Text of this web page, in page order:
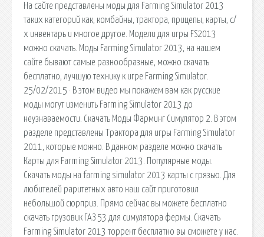
На сайте представлены моды для Farming Simulator 2013
таких категорий как, комбайны, трактора, прицепы, карты, с/
х инвентарь и многое другое. Модели для игры FS2013
можно скачать. Моды Farming Simulator 2013, на нашем
сайте бывают самые разнообразные, можно скачать
бесплатно, лучшую технику к игре Farming Simulator.
25/02/2015 · В этом видео мы покажем вам как русские
моды могут изменить Farming Simulator 2013 до
неузнаваемости. Скачать Моды Фарминг Симулятор 2. В этом
разделе представлены Трактора для игры Farming Simulator
2011, которые можно. В данном разделе можно скачать
Карты для Farming Simulator 2013. Популярные моды.
Скачать моды на farming simulator 2013 карты с грязью. Для
любителей раритетных авто наш сайт приготовил
небольшой сюрприз. Прямо сейчас вы можете бесплатно
скачать грузовик ГАЗ 53 для симулятора фермы. Скачать
Farming Simulator 2013 торрент бесплатно вы сможете у нас.